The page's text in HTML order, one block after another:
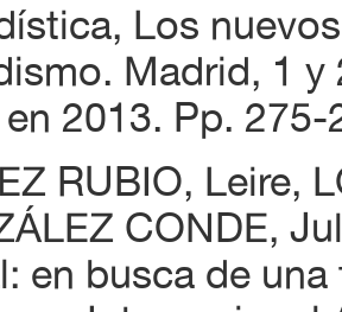
Los
Madrid, 1
2013. Pp. 275-
RUBIO, Leire,
CONDE,
en busca de